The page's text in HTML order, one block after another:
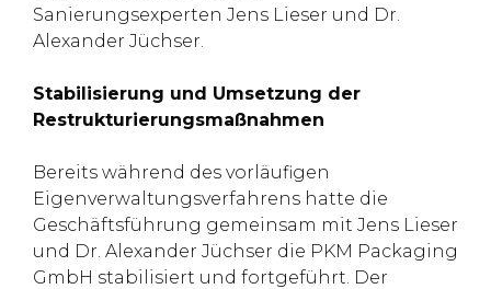
Sanierungsexperten Jens Lieser und Dr.
Alexander Jüchser.
Stabilisierung und Umsetzung der
Restrukturierungsmaßnahmen
Bereits während des vorläufigen
Eigenverwaltungsverfahrens hatte die
Geschäftsführung gemeinsam mit Jens Lieser
und Dr. Alexander Jüchser die PKM Packaging
GmbH stabilisiert und fortgeführt. Der